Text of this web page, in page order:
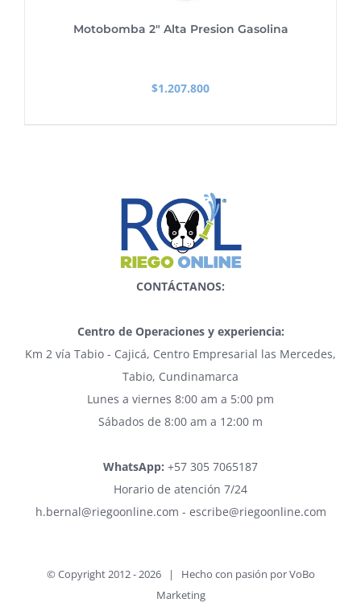
Motobomba 2″ Alta Presion Gasolina
$1.207.800
CONTÁCTANOS:
Centro de Operaciones y experiencia:
Km 2 vía Tabio - Cajicá, Centro Empresarial las Mercedes,
Tabio, Cundinamarca
Lunes a viernes 8:00 am a 5:00 pm
Sábados de 8:00 am a 12:00 m
WhatsApp: +57 305 7065187
Horario de atención 7/24
h.bernal@riegoonline.com - escribe@riegoonline.com
© Copyright 2012 -2026 | Hecho con pasión porVoBo
Marketing